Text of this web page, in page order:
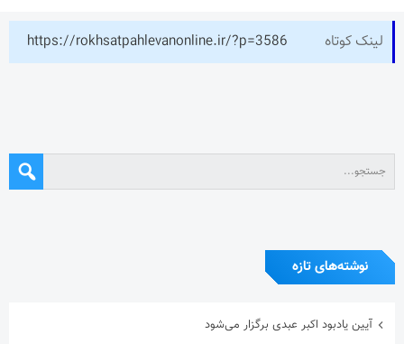
لینک کوتاه https://rokhsatpahlevanonline.ir/?p=3586
نوشته‌های تازه
آیین یادبود اکبر عبدی برگزار می‌شود